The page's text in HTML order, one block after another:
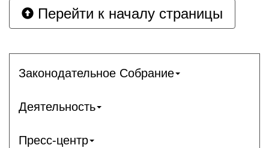
Перейти к началу страницы
Законодательное Собрание
Деятельность
Пресс-центр